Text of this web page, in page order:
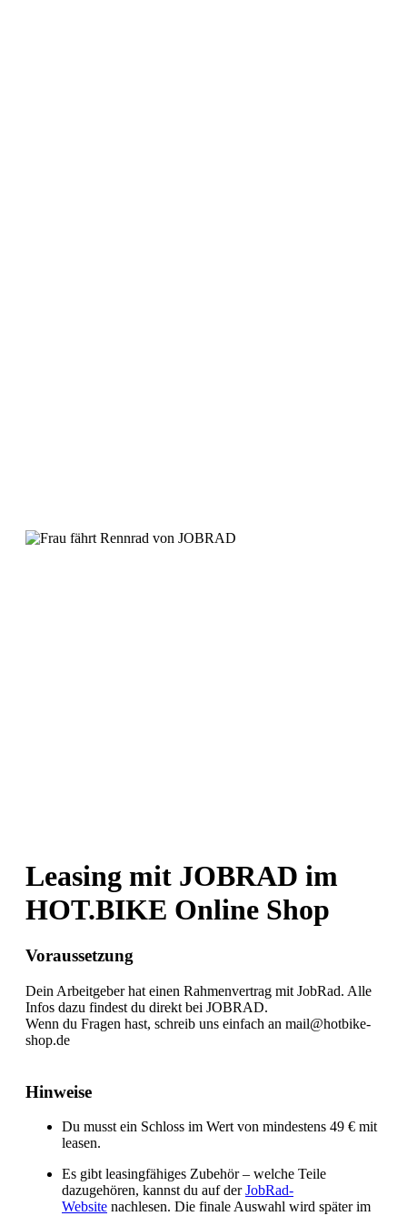
Leasing mit JOBRAD im
HOT.BIKE Online Shop
Voraussetzung
Dein Arbeitgeber hat einen Rahmenvertrag mit JobRad. Alle
Infos dazu findest du direkt bei JOBRAD.
Wenn du Fragen hast, schreib uns einfach an mail@hotbike-
shop.de
Hinweise
Du musst ein Schloss im Wert von mindestens 49 € mit
leasen.
Es gibt leasingfähiges Zubehör – welche Teile
dazugehören, kannst du auf derJobRad-
Website nachlesen. Die finale Auswahl wird später im